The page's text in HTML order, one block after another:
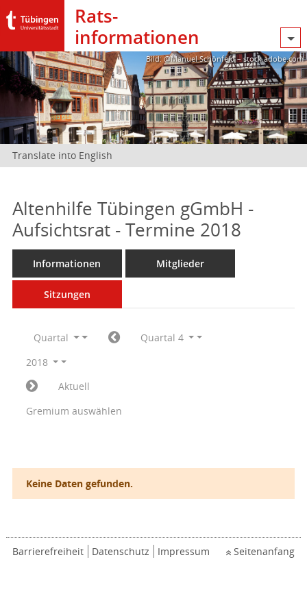
Rats­
informationen
Bild: @Manuel Schönfeld – stock.adobe.com
Translate into English
Altenhilfe Tübingen gGmbH -
Aufsichtsrat - Termine 2018
Informationen Mitglieder
Sitzungen
Quartal
Quartal 4
2018
Aktuell
Gremium auswählen
Keine Daten gefunden.
Barrierefreiheit Datenschutz Impressum Seitenanfang